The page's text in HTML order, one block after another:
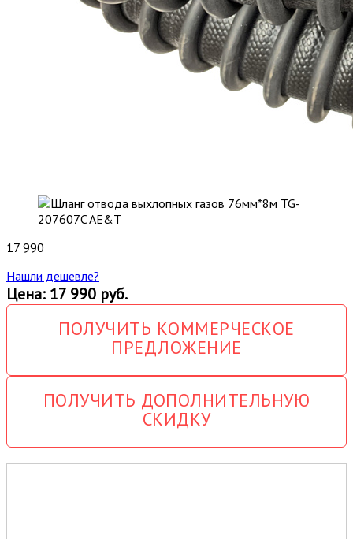
17 990
Нашли дешевле?
Цена: 17 990 руб.
ПОЛУЧИТЬ КОММЕРЧЕСКОЕ
ПРЕДЛОЖЕНИЕ
ПОЛУЧИТЬ ДОПОЛНИТЕЛЬНУЮ
СКИДКУ